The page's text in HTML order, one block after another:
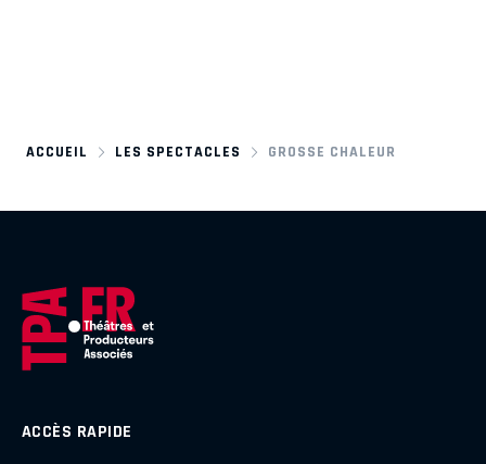
ACCUEIL LES SPECTACLES GROSSE CHALEUR
ACCÈS RAPIDE